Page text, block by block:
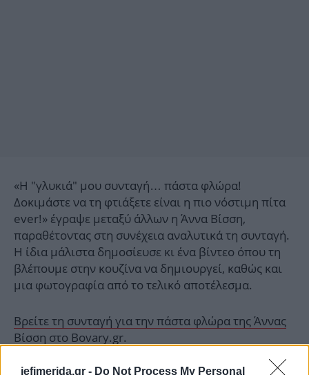
iefimerida.gr - Do Not Process My Personal
«Η "γλυκιά" μου συνταγή… πάστα φλώρα!
Δοκιμάστε να τη φτιάξετε είναι η πιο νόστιμη πίτα
ever!» έγραψε μεταξύ άλλων η Άννα Βίσση,
παραθέτοντας στη συνέχεια αναλυτικά τη συνταγή.
Η ίδια μάλιστα δημοσίευσε κι ένα βίντεο όπου τη
βλέπουμε στην κουζίνα να δημιουργεί, καθώς και
μια φωτογραφία από το τελικό αποτέλεσμα.
Βρείτε τη συνταγή για την πάστα φλώρα της Άννας
Βίσση στο Bovary.gr.